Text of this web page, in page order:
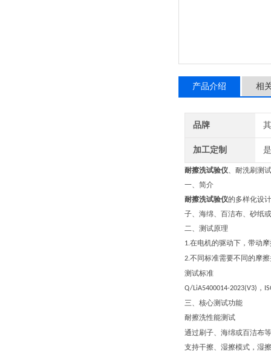
产品介绍 相
品牌
加工定制 是
耐擦洗试验仪、 耐洗刷测
一、 简介
耐擦洗试验仪的多样化设
子、海绵、百洁布、砂纸
二、 测试原理
1.在电机的驱动下，带动
2.不同标准需要不同的摩
测试标准
Q/LiA5400014-2023(V3) ，
三、 核心测试功能
耐擦洗性能测试
通过刷子、海绵或百洁布
支持干擦、湿擦模式，湿